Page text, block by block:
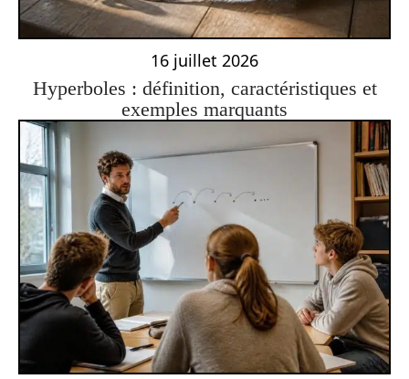
16 juillet 2026
Hyperboles : définition, caractéristiques et
exemples marquants